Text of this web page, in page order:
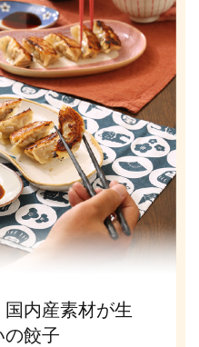
内産素材が生
の餃子